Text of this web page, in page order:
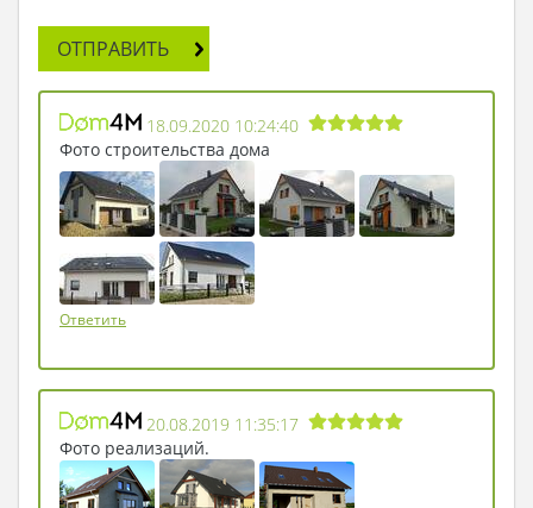
давно стремились. Мы не стали размениваться
на покупку нового дома, а создали для себя
жилище своей мечты. Дом большой, так что
когда вы с Клариссой приедете к нам на
Рождество, места гарантированно хватит всем!
Милый, мы очень переживаем о том, как ты
воспримешь новость. Дом тебе понравится, это
точно! Обнимаем. Твои родители».
ОТПРАВИТЬ
18.09.2020 10:24:40
Фото строительства дома
Ответить
20.08.2019 11:35:17
Фото реализаций.